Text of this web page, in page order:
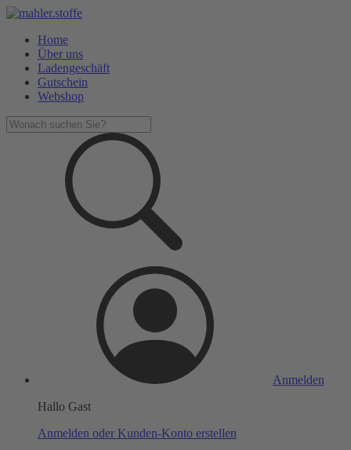
Home
Über uns
Ladengeschäft
Gutschein
Webshop
Anmelden
Hallo Gast
Anmelden oder Kunden-Konto erstellen